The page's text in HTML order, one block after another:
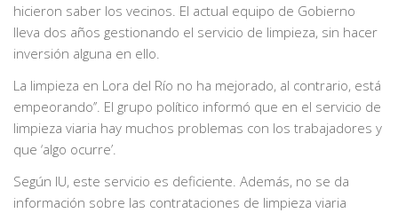
hicieron saber los vecinos. El actual equipo de Gobierno
lleva dos años gestionando el servicio de limpieza, sin hacer
inversión alguna en ello.
La limpieza en Lora del Río no ha mejorado, al contrario, está
empeorando’’. El grupo político informó que en el servicio de
limpieza viaria hay muchos problemas con los trabajadores y
que ‘algo ocurre’.
Según IU, este servicio es deficiente. Además, no se da
información sobre las contrataciones de limpieza viaria